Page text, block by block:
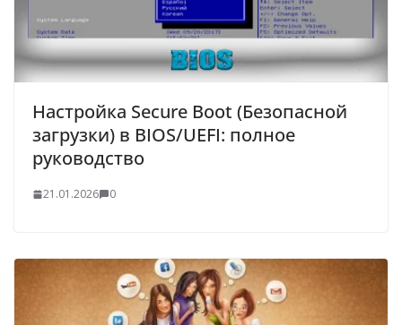
Настройка Secure Boot (Безопасной
загрузки) в BIOS/UEFI: полное
руководство
21.01.2026 0